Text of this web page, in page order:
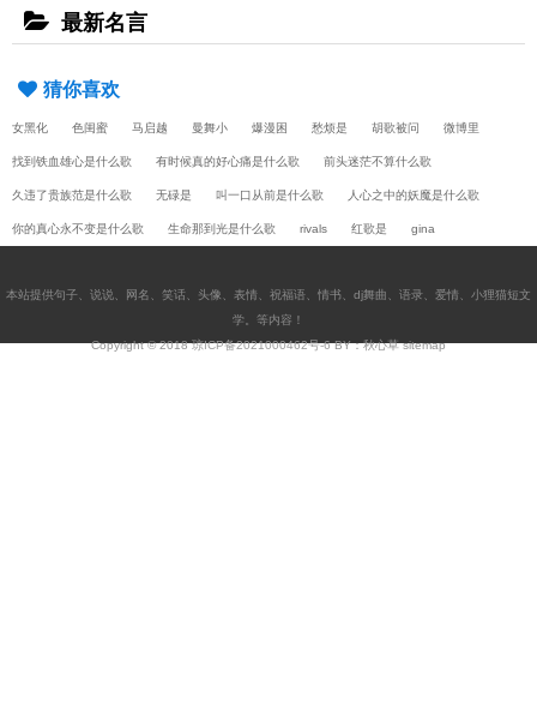
最新名言
猜你喜欢
女黑化 色闺蜜 马启越 曼舞小 爆漫困 愁烦是 胡歌被问 微博里
找到铁血雄心是什么歌 有时候真的好心痛是什么歌 前头迷茫不算什么歌
久违了贵族范是什么歌 无碌是 叫一口从前是什么歌 人心之中的妖魔是什么歌
你的真心永不变是什么歌 生命那到光是什么歌 rivals 红歌是 gina
本站提供句子 说说 网名 笑话 头像 表情 祝福语 情书 dj舞曲 语录 爱情
小狸猫短文
学 。等内容！
Copyright © 2018琼ICP备2021000462号-6BY：秋心草sitemap